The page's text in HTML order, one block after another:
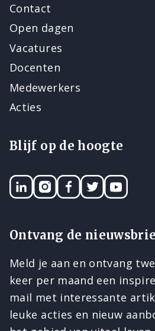
Contact
Open dagen
Vacatures
Docenten
Medewerkers
Acties
Blijf op de hoogte
LinkedINInstagram
Facebook
TwitterYouTube
Ontvang de
Meld je aan en ontvang
keer per maand een
mail met interessante
leuke acties en nieuw